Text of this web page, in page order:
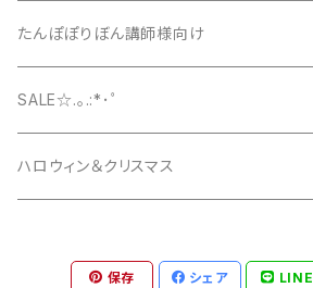
たんぽぽりぼん講師様向け
SALE☆.｡.:*･ﾟ
ハロウィン＆クリスマス
保存 シェア LINE